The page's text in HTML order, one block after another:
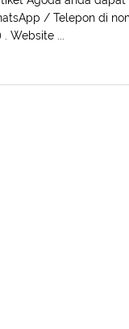
/ Telepon di
Website ...